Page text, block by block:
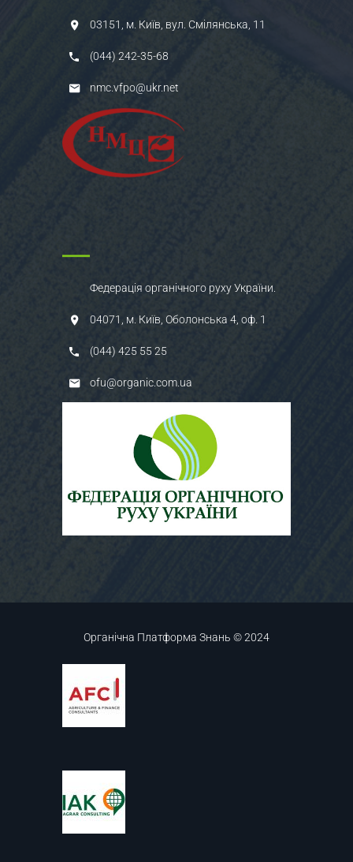
03151, м. Київ, вул. Смілянська, 11
(044) 242-35-68
nmc.vfpo@ukr.net
Федерація органічного руху України.
04071, м. Київ, Оболонська 4, оф. 1
(044) 425 55 25
ofu@organic.com.ua
Органічна Платформа Знань © 2024